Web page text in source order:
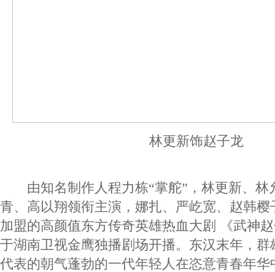
林更新饰赵子龙
由知名制作人程力栋“掌舵”，林更新、林
青、高以翔领衔主演，娜扎、严屹宽、赵韩
加盟的高颜值东方传奇英雄热血大剧 《武神
于湖南卫视金鹰独播剧场开播。东汉末年，
代表的朝气蓬勃的一代年轻人在恣意青春年